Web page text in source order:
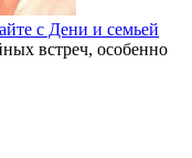
с Дени и семьей
встреч, особенно